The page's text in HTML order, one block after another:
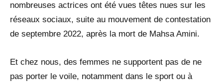
nombreuses actrices ont été vues têtes nues sur les
réseaux sociaux, suite au mouvement de contestation
de septembre 2022, après la mort de Mahsa Amini.
Et chez nous, des femmes ne supportent pas de ne
pas porter le voile, notamment dans le sport ou à